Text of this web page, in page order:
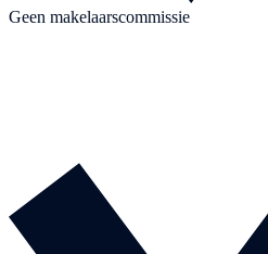
Geen makelaarscommissie